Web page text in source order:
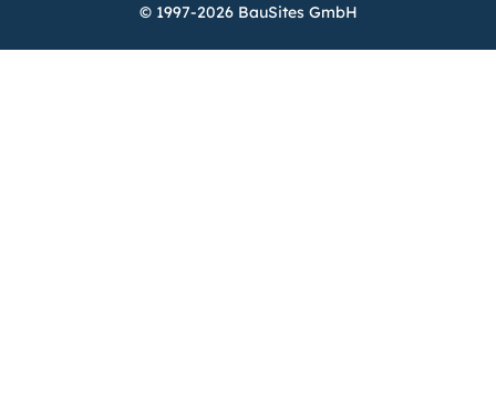
© 1997-2026 BauSites GmbH